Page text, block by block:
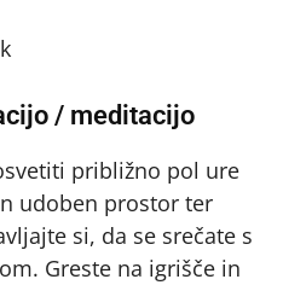
/ meditacijo
približno pol ure
udoben prostor ter
si, da se srečate s
Greste na igrišče in